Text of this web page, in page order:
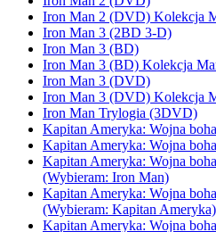
Iron Man 2 (DVD) Kolekcja
Iron Man 3 (2BD 3-D)
Iron Man 3 (BD)
Iron Man 3 (BD) Kolekcja
Iron Man 3 (DVD)
Iron Man 3 (DVD) Kolekcja
Iron Man Trylogia (3DVD)
Kapitan Ameryka: Wojna
Kapitan Ameryka: Wojna
Kapitan Ameryka: Wojna
(Wybieram: Iron Man)
Kapitan Ameryka: Wojna
(Wybieram: Kapitan Ameryka)
Kapitan Ameryka: Wojna